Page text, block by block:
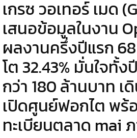
เกรซ วอเทอร์ เมด
เสนอข้อมูลในงาน
ผลงานครึ่งปีแรก
โต 32.43% มั่นใจทั้
กว่า 180 ล้านบาท เ
เปิดศูนย์ฟอกไต พร้
ทะเบียนตลาด mai ภ